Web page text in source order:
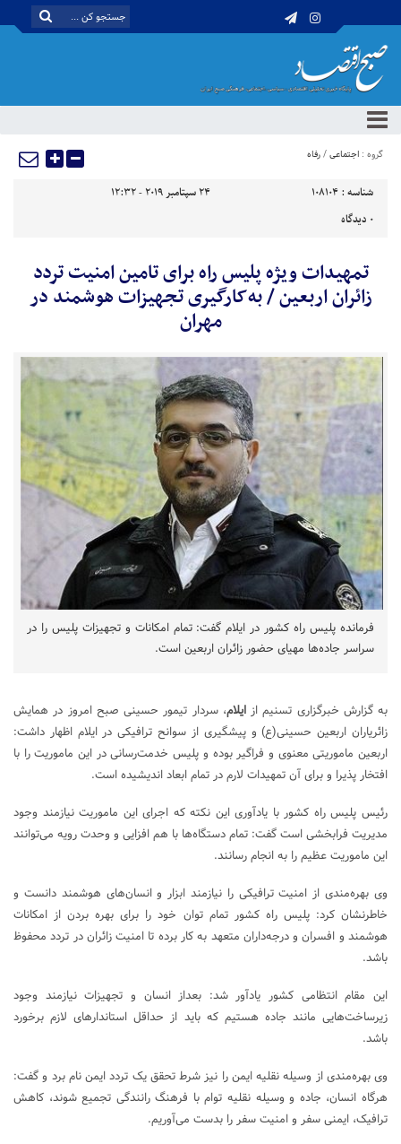
گروه : اجتماعی/رفاه
شناسه : 108104
24 سپتامبر 2019 - 12:32
0 دیدگاه
تمهیدات ویژه پلیس راه برای تامین امنیت تردد
‌زائران اربعین / به‌کارگیری تجهیزات هوشمند در
مهران
فرمانده پلیس راه کشور در ایلام گفت: تمام امکانات و تجهیزات پلیس را در
سراسر جاده‌ها مهیای حضور زائران اربعین است.
به گزارش خبرگزاری تسنیم ازایلام، سردار تیمور حسینی صبح امروز در همایش
زائریاران اربعین حسینی(ع) و پیشگیری از سوانح ترافیکی در ایلام اظهار داشت:
اربعین ماموریتی معنوی و فراگیر بوده و پلیس خدمت‌رسانی در این ماموریت را با
افتخار پذیرا و برای آن تمهیدات لارم در تمام ابعاد اندیشیده است.
رئیس پلیس راه کشور با یادآوری این نکته که اجرای این ماموریت نیازمند وجود
مدیریت فرابخشی است گفت: تمام دستگاه‌ها با هم افزایی و وحدت رویه می‌توانند
این ماموریت عظیم را به انجام رسانند.
وی بهره‌مندی از امنیت ترافیکی را نیازمند ابزار و انسان‌های هوشمند دانست و
خاطرنشان کرد: پلیس راه کشور تمام توان خود را برای بهره بردن از امکانات
هوشمند و افسران و درجه‌داران متعهد به کار برده ‌تا امنیت زائران در تردد محفوظ
باشد.
این مقام انتظامی کشور یادآور شد: بعداز انسان و تجهیزات نیازمند وجود
زیرساخت‌هایی مانند جاده هستیم که باید از حداقل استاندارهای لازم برخورد
باشد.
وی بهره‌مندی از وسیله نقلیه ایمن را نیز شرط تحقق یک تردد ایمن نام برد و گفت:
هرگاه انسان، جاده و وسیله نقلیه توام با فرهنگ رانندگی تجمیع شوند، کاهش
ترافیک، ایمنی سفر و امنیت سفر را بدست می‌آوریم.